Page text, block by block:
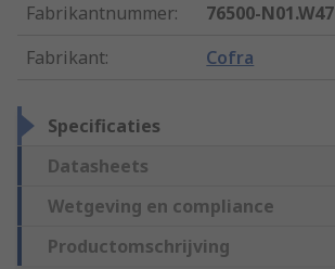
Fabrikantnummer:
76500-N01.W47
Fabrikant: Cofra
Specificaties
Datasheets
Wetgeving en compliance
Productomschrijving